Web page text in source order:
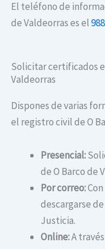
El teléfono de
de Valdeorras es el
Solicitar certificados
Valdeorras
Dispones de varias
el registro civil de O
Presencial:
de O Barco de
Por correo:
descargarse
Justicia.
Online:A